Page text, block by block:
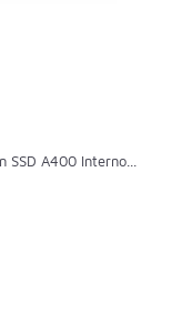
A400 Interno...